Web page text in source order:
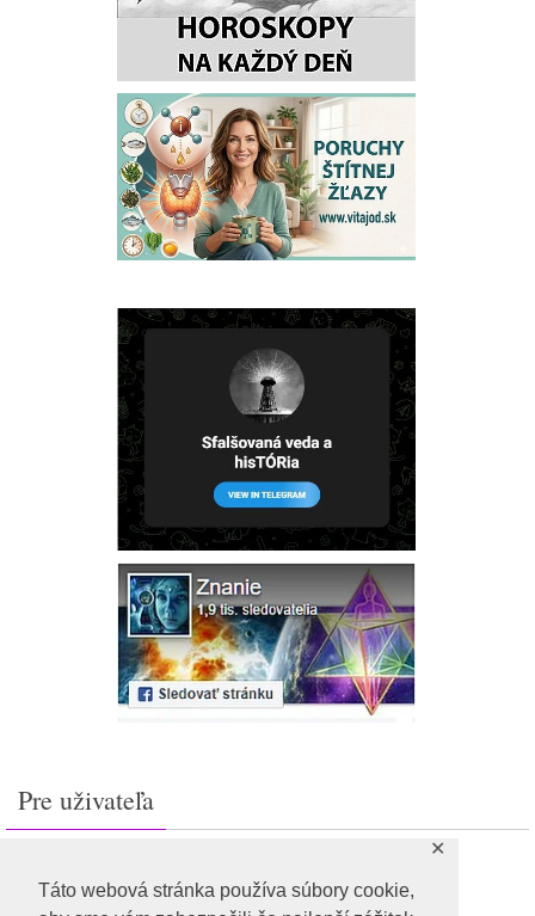
Táto webová stránka používa súbory cookie,
✕
Pre uživateľa
Feed záznamov
RSS feed komentárov